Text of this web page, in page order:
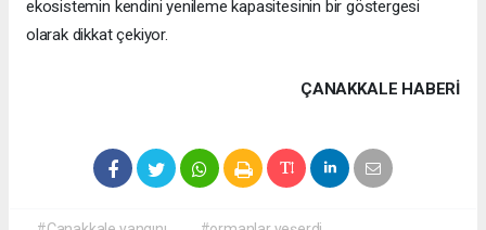
ekosistemin kendini yenileme kapasitesinin bir göstergesi
olarak dikkat çekiyor.
ÇANAKKALE HABERİ